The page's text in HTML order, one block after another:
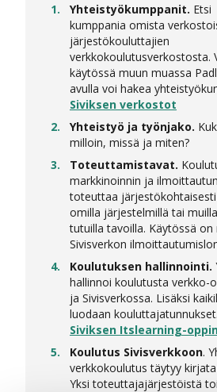
Yhteistyökumppanit. Etsi
kumppania omista
järjestökouluttajien
verkkokoulutusverkostosta.
käytössä muun muassa
avulla voi hakea
Siviksen verkostot
Yhteistyö ja työnjako.
milloin, missä ja miten?
Toteuttamistavat.
markkinoinnin ja
toteuttaa
omilla järjestelmillä tai
tutuilla tavoilla. Käytössä on
Sivisverkon
Koulutuksen hallinnointi.
hallinnoi koulutusta verkko-
ja Sivisverkossa. Lisäksi
luodaan kouluttajatunnukset.
Siviksen Itslearning-
Koulutus Sivisverkkoon.
verkkokoulutus täytyy
Yksi toteuttajajärjestöistä